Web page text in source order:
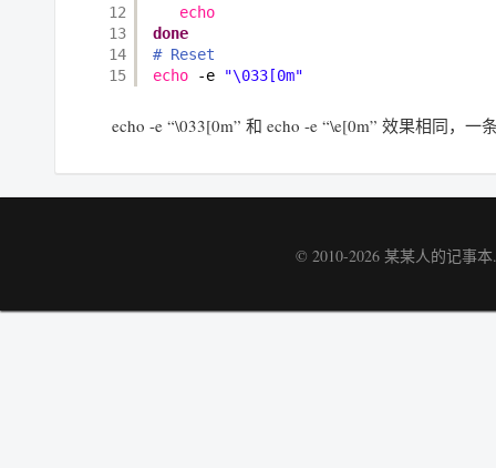
12
13
14
15
echo
done
# Reset
echo
-e "\033[0m"
echo -e “\033[0m” 和 echo -e “\e[0m” 效果相同，一
© 2010-2026 某某人的记事本